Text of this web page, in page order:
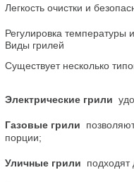
Легкость очистки и
Регулировка температуры
Виды грилей
Существует несколько
Электрические грили
Газовые грили
порции;
Уличные грили
подходят